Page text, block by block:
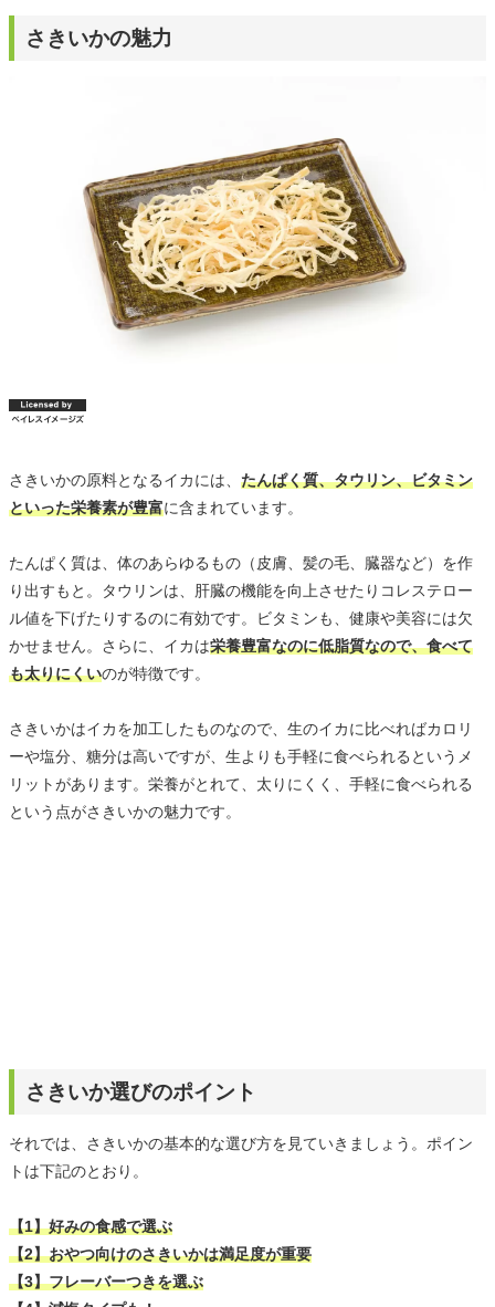
さきいかの魅力
さきいかの原料となるイカには、 たんぱく質、タウリン、ビタミン
といった栄養素が豊富に含まれています。
たんぱく質は、体のあらゆるもの（皮膚、髪の毛、臓器など）を作
り出すもと。タウリンは、肝臓の機能を向上させたりコレステロー
ル値を下げたりするのに有効です。ビタミンも、健康や美容には欠
かせません。さらに、イカは栄養豊富なのに低脂質なので、食べて
も太りにくいのが特徴です。
さきいかはイカを加工したものなので、生のイカに比べればカロリ
ーや塩分、糖分は高いですが、生よりも手軽に食べられるというメ
リットがあります。栄養がとれて、太りにくく、手軽に食べられる
という点がさきいかの魅力です。
さきいか選びのポイント
それでは、さきいかの基本的な選び方を見ていきましょう。ポイン
トは下記のとおり。
【1】好みの食感で選ぶ
【2】おやつ向けのさきいかは満足度が重要
【3】フレーバーつきを選ぶ